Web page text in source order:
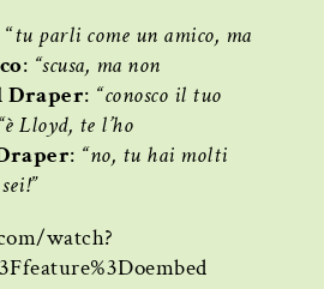
tu parli come un amico, ma
: “scusa, ma non
Draper: “conosco il tuo
“è Lloyd, te l’ho
: “no, tu hai molti
watch?